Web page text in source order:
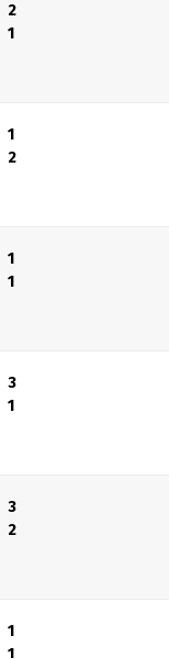
2
1
1
2
1
1
3
1
3
2
1
1